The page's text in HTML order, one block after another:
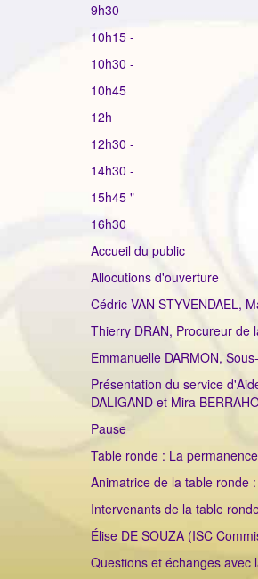
9h30
10h15 -
10h30 -
10h45
12h
12h30 -
14h30 -
15h45 "
16h30
Accueil du public
Allocutions d'ouverture
Cédric VAN STYVENDAEL,
Thierry DRAN, Procureur de
Emmanuelle DARMON,
Présentation du service
DALIGAND et Mira
Pause
Table ronde : La
Animatrice de la table ronde
Intervenants de la table
Élise DE SOUZA (ISC
Questions et échanges avec